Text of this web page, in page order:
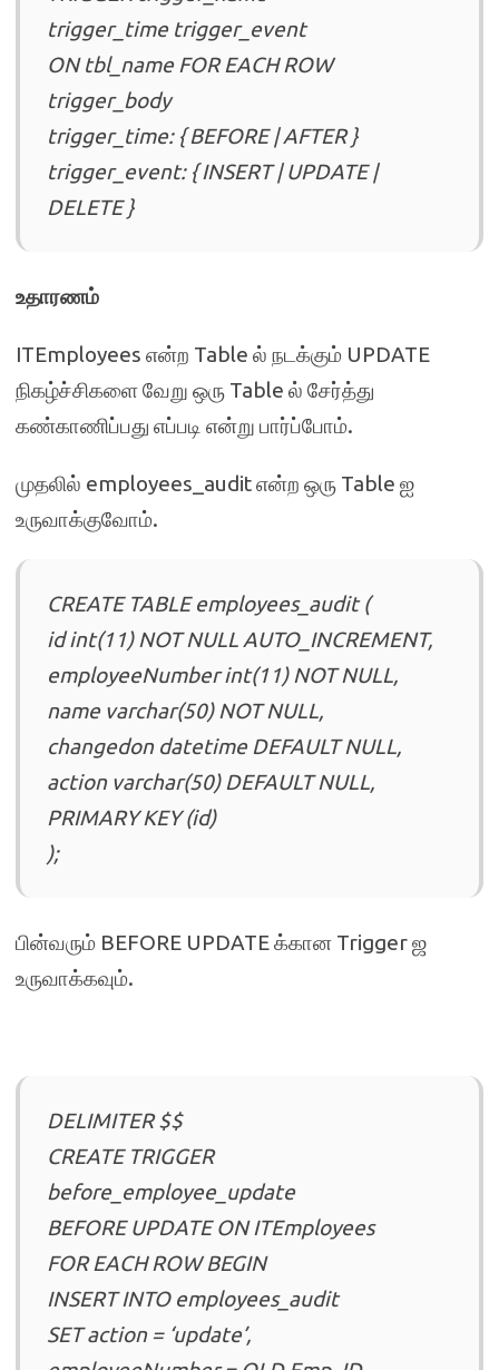
trigger_time trigger_event
ON tbl_name FOR EACH ROW
trigger_body
trigger_time: { BEFORE | AFTER }
trigger_event: { INSERT | UPDATE |
DELETE }
உதாரணம்
ITEmployees என்ற Table ல் நடக்கும் UPDATE
நிகழ்ச்சிகளை வேறு ஒரு Table ல் சேர்த்து
கண்காணிப்பது எப்படி என்று பார்ப்போம்.
முதலில் employees_audit என்ற ஒரு Table ஐ
உருவாக்குவோம்.
CREATE TABLE employees_audit (
id int(11) NOT NULL AUTO_INCREMENT,
employeeNumber int(11) NOT NULL,
name varchar(50) NOT NULL,
changedon datetime DEFAULT NULL,
action varchar(50) DEFAULT NULL,
PRIMARY KEY (id)
);
பின்வரும் BEFORE UPDATE க்கான Trigger ஜ
உருவாக்கவும்.
DELIMITER $$
CREATE TRIGGER
before_employee_update
BEFORE UPDATE ON ITEmployees
FOR EACH ROW BEGIN
INSERT INTO employees_audit
SET action = ‘update’,